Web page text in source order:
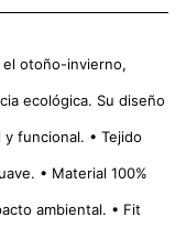
el otoño-invierno,
ecológica. Su diseño
funcional. • Tejido
• Material 100%
ambiental. • Fit